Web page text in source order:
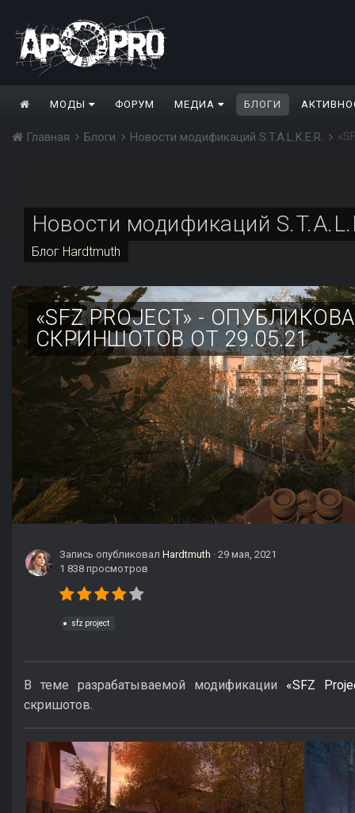
МОДЫ ФОРУМ МЕДИА БЛОГИ
Главная Блоги Новости модификаций S.T.A.L.K.E.R.
Новости модификаций
Блог Hardtmuth
«SFZ PROJECT» -
СКРИНШОТОВ ОТ 29.05.21
Запись опубликовал Hardtmuth · 29 мая, 2021
1 838 просмотров
sfz project
В теме разрабатываемой модификации «SFZ
скришотов.